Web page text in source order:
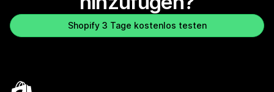
Shopify 3 Tage kostenlos testen